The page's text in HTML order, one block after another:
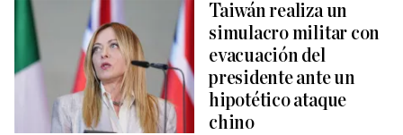
Taiwán realiza un
simulacro militar con
evacuación del
presidente ante un
hipotético ataque
chino